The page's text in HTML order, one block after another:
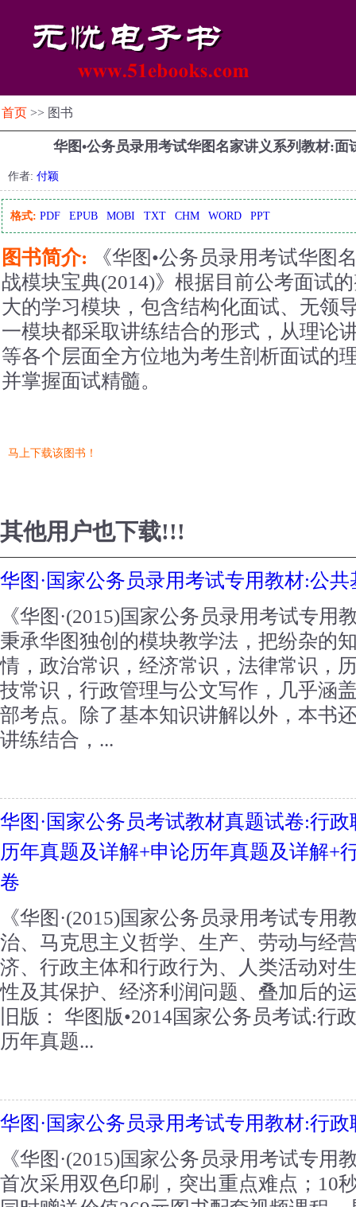
首页 >> 图书
华图•公务员录用考试华图名家讲义系列教材:
作者: 付颖
格式: PDF EPUB MOBI TXT CHM WORD PPT
图书简介: 《华图•公务员录用考试华图
战模块宝典(2014)》根据目前公考面试
大的学习模块，包含结构化面试、无领
一模块都采取讲练结合的形式，从理论
等各个层面全方位地为考生剖析面试的
并掌握面试精髓。
马上下载该图书！
其他用户也下载!!!
华图·国家公务员录用考试专用教材:公
《华图·(2015)国家公务员录用考试专用
秉承华图独创的模块教学法，把纷杂的
情，政治常识，经济常识，法律常识，
技常识，行政管理与公文写作，几乎涵
部考点。除了基本知识讲解以外，本书
讲练结合，...
华图·国家公务员考试教材真题试卷:行
历年真题及详解+申论历年真题及详解+
卷
《华图·(2015)国家公务员录用考试专用
治、马克思主义哲学、生产、劳动与经
济、行政主体和行政行为、人类活动对
性及其保护、经济利润问题、叠加后的
旧版： 华图版•2014国家公务员考试:行
历年真题...
华图·国家公务员录用考试专用教材:行
《华图·(2015)国家公务员录用考试专用
首次采用双色印刷，突出重点难点；10